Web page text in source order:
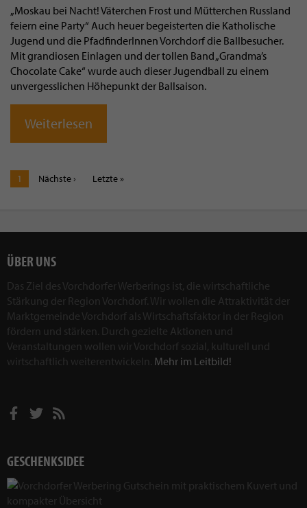
„Moskau bei Nacht! Väterchen Frost und Mütterchen Russland
feiern eine Party“ Auch heuer begeisterten die Katholische
Jugend und die PfadfinderInnen Vorchdorf die Ballbesucher.
Mit grandiosen Einlagen und der tollen Band „Grandma’s
Chocolate Cake“ wurde auch dieser Jugendball zu einem
unvergesslichen Höhepunkt der Ballsaison.
Weiterlesen
Aktuelle
Seite
1
Nächste
Nächste ›
Letzte
Letzte »
ÜBER UNS
Das Ziel des Vorchdorfer Werberings ist, die wirtschaftliche
Stärkung der Region Vorchdorf. Wir wollen die Attraktivität der
Marktgemeinde Vorchdorf als Wirtschaftsfaktor in der Region
fördern und stärken. Durch gezielte Aktionen und
Veranstaltungen wollen wir Vorchdorf sozial, kulturell und
wirtschaftlich weiterentwickeln. Mehr im Leitbild!
GESCHENKSIDEE